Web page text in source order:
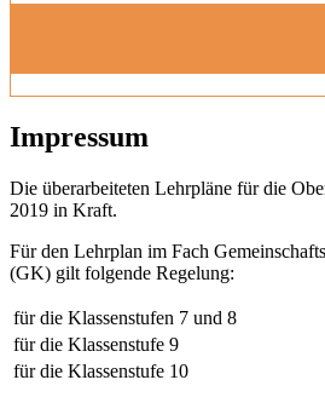
Impressum
Die überarbeiteten Lehrpläne für die
2019 in Kraft.
Für den Lehrplan im Fach
(GK) gilt folgende Regelung:
für die Klassenstufen 7 und 8
für die Klassenstufe 9
für die Klassenstufe 10